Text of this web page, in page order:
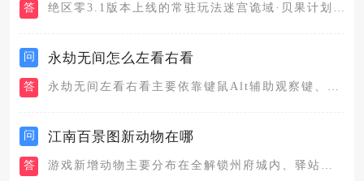
答 绝区零3.1版本上线的常驻玩法迷宫诡域·贝果计划，融合了零号...
问 永劫无间怎么左看右看
答 永劫无间左看右看主要依靠键鼠Alt辅助观察键、鼠标自由拖动视...
问 江南百景图新动物在哪
答 游戏新增动物主要分布在全解锁州府城内、驿站探险副本、鸡鸣山星...